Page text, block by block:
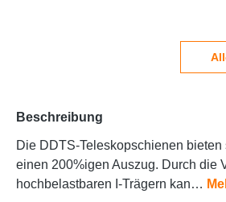
Beschreibung
Die DDTS-Teleskopschienen
einen 200%igen Auszug. Durch die
hochbelastbaren I-Trägern kan…